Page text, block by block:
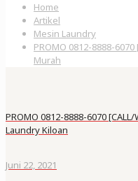
Home
Artikel
Mesin Laundry
PROMO 0812-8888-
Murah
PROMO 0812-8888-6070
Laundry Kiloan
Juni 22, 2021